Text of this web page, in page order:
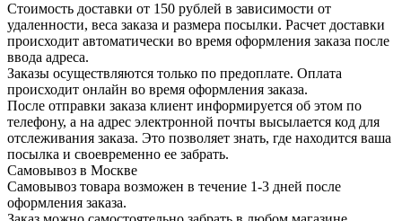
Стоимость доставки от 150 рублей в зависимости от
удаленности, веса заказа и размера посылки. Расчет доставки
происходит автоматически во время оформления заказа после
ввода адреса.
Заказы осуществляются только по предоплате. Оплата
происходит онлайн во время оформления заказа.
После отправки заказа клиент информируется об этом по
телефону, а на адрес электронной почты высылается код для
отслеживания заказа. Это позволяет знать, где находится ваша
посылка и своевременно ее забрать.
Самовывоз в Москве
Самовывоз товара возможен в течение 1-3 дней после
оформления заказа.